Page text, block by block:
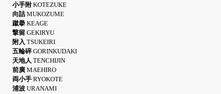
小手附 KOTEZUKE
向詰 MUKOZUME
蹴擧 KEAGE
撃留 GEKIRYU
附入 TSUKEIRI
五輪碎GORINKUDAKI
天地人 TENCHIJIN
前廣 MAEHIRO
両小手 RYOKOTE
浦波 URANAMI